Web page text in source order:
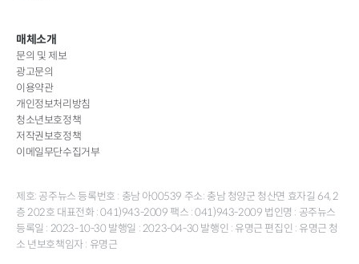
매체소개
문의 및 제보
광고문의
이용약관
개인정보처리방침
청소년보호정책
저작권보호정책
이메일무단수집거부
제호: 공주뉴스 등록번호 : 충남 아00539 주소: 충남 청양군 청산면 효자길 64, 2
층 202호 대표전화 : 041)943-2009 팩스 : 041)943-2009 법인명 : 공주뉴스
등록일 : 2023-10-30 발행일 : 2023-04-30 발행인 : 유명근 편집인 : 유명근 청
소 년보호책임자 : 유명근